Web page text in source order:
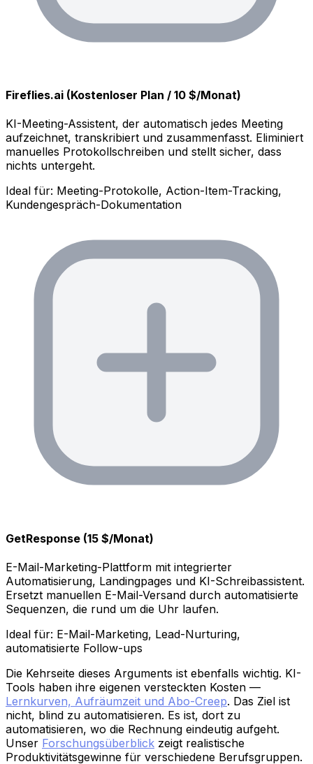
Fireflies.ai (Kostenloser Plan / 10 $/Monat)
KI-Meeting-Assistent, der automatisch jedes Meeting
aufzeichnet, transkribiert und zusammenfasst. Eliminiert
manuelles Protokollschreiben und stellt sicher, dass
nichts untergeht.
Ideal für: Meeting-Protokolle, Action-Item-Tracking,
Kundengespräch-Dokumentation
GetResponse (15 $/Monat)
E-Mail-Marketing-Plattform mit integrierter
Automatisierung, Landingpages und KI-Schreibassistent.
Ersetzt manuellen E-Mail-Versand durch automatisierte
Sequenzen, die rund um die Uhr laufen.
Ideal für: E-Mail-Marketing, Lead-Nurturing,
automatisierte Follow-ups
Die Kehrseite dieses Arguments ist ebenfalls wichtig. KI-
Tools haben ihre eigenen versteckten Kosten —
Lernkurven, Aufräumzeit und Abo-Creep. Das Ziel ist
nicht, blind zu automatisieren. Es ist, dort zu
automatisieren, wo die Rechnung eindeutig aufgeht.
Unser Forschungsüberblick zeigt realistische
Produktivitätsgewinne für verschiedene Berufsgruppen.